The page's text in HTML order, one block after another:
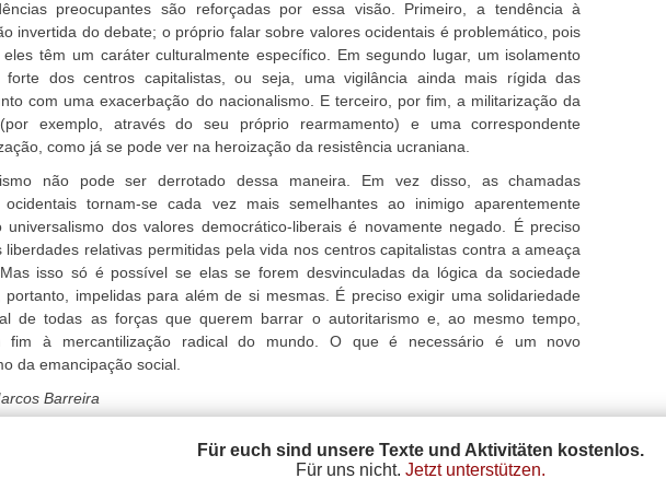
preocupantes são reforçadas por essa visão. Primeiro, a tendência à
invertida do debate; o próprio falar sobre valores ocidentais é problemático, pois
têm um caráter culturalmente específico. Em segundo lugar, um isolamento
forte dos centros capitalistas, ou seja, uma vigilância ainda mais rígida das
com uma exacerbação do nacionalismo. E terceiro, por fim, a militarização da
exemplo, através do seu próprio rearmamento) e uma correspondente
como já se pode ver na heroização da resistência ucraniana.
não pode ser derrotado dessa maneira. Em vez disso, as chamadas
ocidentais tornam-se cada vez mais semelhantes ao inimigo aparentemente
dos valores democrático-liberais é novamente negado. É preciso
liberdades relativas permitidas pela vida nos centros capitalistas contra a ameaça
isso só é possível se elas se forem desvinculadas da lógica da sociedade
portanto, impelidas para além de si mesmas. É preciso exigir uma solidariedade
de todas as forças que querem barrar o autoritarismo e, ao mesmo tempo,
fim à mercantilização radical do mundo. O que é necessário é um novo
da emancipação social.
Barreira
Für euch sind unsere Texte und Aktivitäten kostenlos.
Für uns nicht. Jetzt unterstützen.